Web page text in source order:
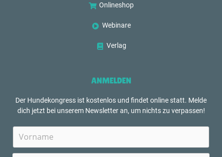
Onlineshop
Webinare
Verlag
ANMELDEN
Der Hundekongress ist kostenlos und findet online statt. Melde
dich jetzt bei unserem Newsletter an, um nichts zu verpassen!